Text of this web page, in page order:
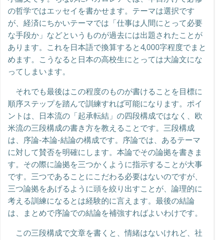
の哲学ではエッセイを書かせます。テーマは選択です
が、経済にちかいテーマでは「仕事は人間にとって必要
な手段か」などというものが過去には出題されたことが
あります。これを日本語で換算すると4,000字程度でまと
めます。こうなると日本の高校生にとっては大論文にな
ってしまいます。
それでも最後はこの程度のものが書けることを目標に
順序ステップを踏んで訓練すれば可能になります。ポイ
ントは、日本流の「起承転結」の四段構成ではなく、欧
米流の三段構成の書き方を教えることです。三段構成
は、序論-本論-結論の構成です。序論では、あるテーマ
に対して賛否を明確にします。本論でその論拠を書きま
す。その際に論拠を三つかくように指示することが大事
です。三つであることにこだわる必要はないのですが、
三つ論拠をあげるように頭を絞り出すことが、論理的に
考える訓練になるとは経験的に言えます。最後の結論
は、まとめで序論での結論を補強すればよいわけです。
この三段構成で文章を書くと、情緒はないけれど、社